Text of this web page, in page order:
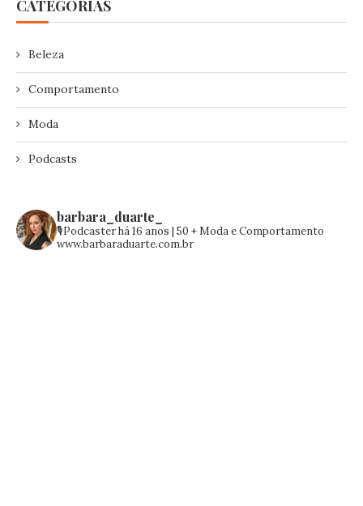
CATEGORIAS
Beleza
Comportamento
Moda
Podcasts
barbara_duarte_
🎙️Podcaster há 16 anos | 50 +Moda e Comportamento
www.barbaraduarte.com.br